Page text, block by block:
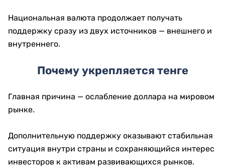
Национальная валюта продолжает получать
поддержку сразу из двух источников — внешнего и
внутреннего.
Почему укрепляется тенге
Главная причина — ослабление доллара на мировом
рынке.
Дополнительную поддержку оказывают стабильная
ситуация внутри страны и сохраняющийся интерес
инвесторов к активам развивающихся рынков.